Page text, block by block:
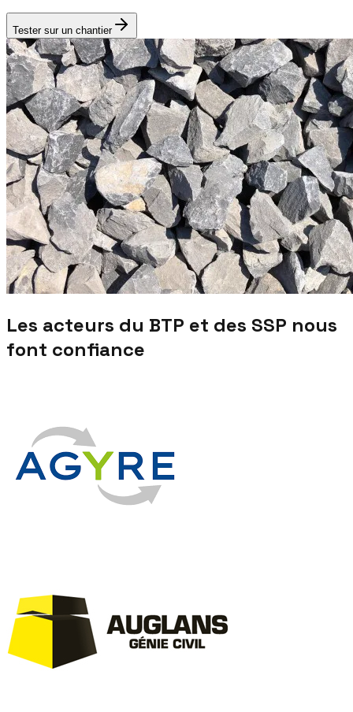
Tester sur un chantier
Les acteurs du BTP et des SSP nous
font confiance